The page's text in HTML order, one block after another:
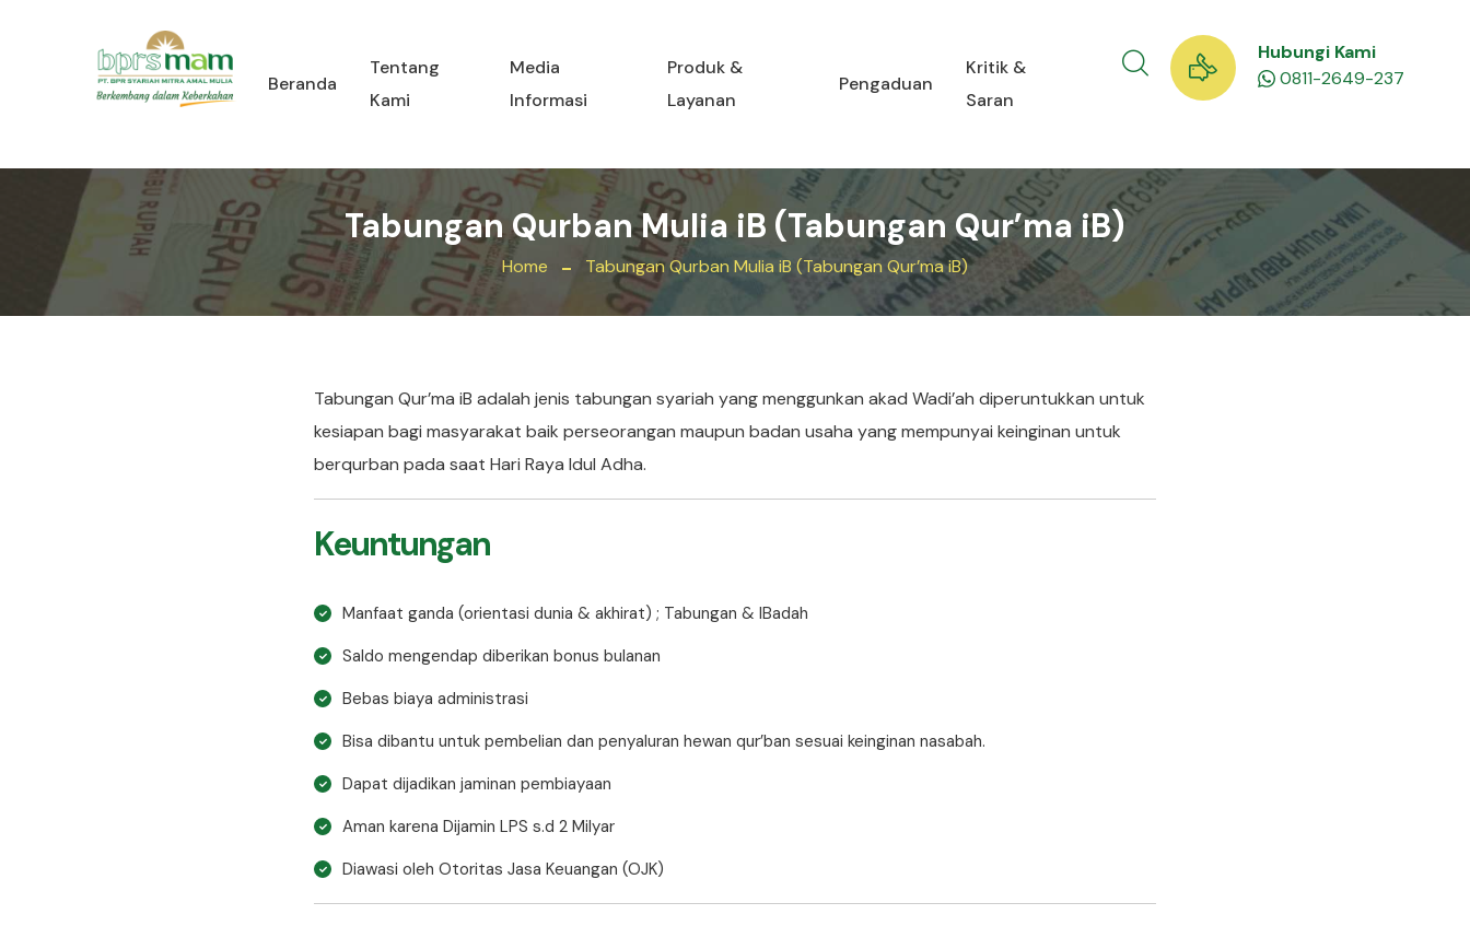
Beranda
Tentang
Kami
Media
Informasi
Produk &
Layanan
Pengaduan
Kritik &
Saran
Hubungi Kami
0811-2649-237
Tabungan Qurban Mulia iB (Tabungan Qur’ma iB)
Home Tabungan Qurban Mulia iB (Tabungan Qur’ma iB)
Tabungan Qur’ma iB adalah jenis tabungan syariah yang menggunkan akad Wadi’ah diperuntukkan untuk
kesiapan bagi masyarakat baik perseorangan maupun badan usaha yang mempunyai keinginan untuk
berqurban pada saat Hari Raya Idul Adha.
Keuntungan
Manfaat ganda (orientasi dunia & akhirat) ; Tabungan & IBadah
Saldo mengendap diberikan bonus bulanan
Bebas biaya administrasi
Bisa dibantu untuk pembelian dan penyaluran hewan qur’ban sesuai keinginan nasabah.
Dapat dijadikan jaminan pembiayaan
Aman karena Dijamin LPS s.d 2 Milyar
Diawasi oleh Otoritas Jasa Keuangan (OJK)